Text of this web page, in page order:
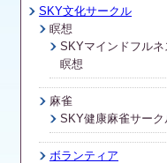
SKY文化サークル
瞑想
SKYマインドフルネ
瞑想
麻雀
SKY健康麻雀サーク
ボランティア